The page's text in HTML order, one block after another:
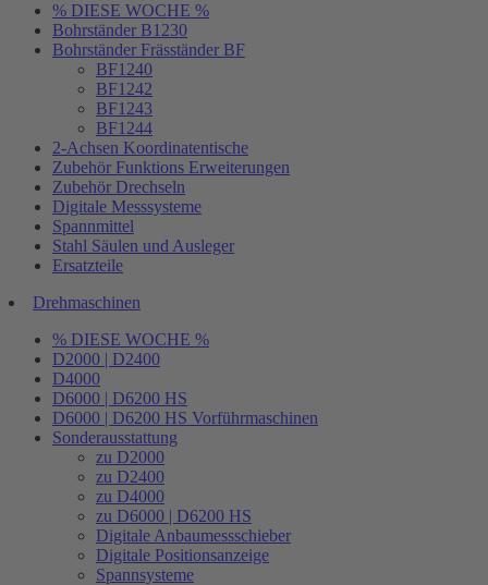
% DIESE WOCHE %
Bohrständer B1230
Bohrständer Fräsständer BF
BF1240
BF1242
BF1243
BF1244
2-Achsen Koordinatentische
Zubehör Funktions Erweiterungen
Zubehör Drechseln
Digitale Messsysteme
Spannmittel
Stahl Säulen und Ausleger
Ersatzteile
Drehmaschinen
% DIESE WOCHE %
D2000 | D2400
D4000
D6000 | D6200 HS
D6000 | D6200 HS Vorführmaschinen
Sonderausstattung
zu D2000
zu D2400
zu D4000
zu D6000 | D6200 HS
Digitale Anbaumessschieber
Digitale Positionsanzeige
Spannsysteme